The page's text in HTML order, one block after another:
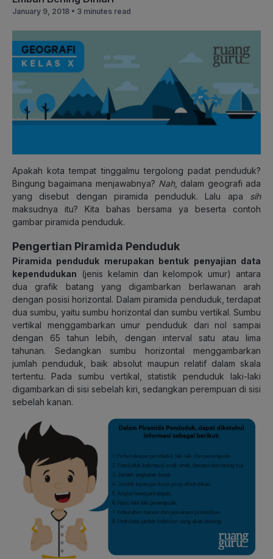
January 9, 2018 • 3 minutes read
Apakah kota tempat tinggalmu tergolong padat penduduk?
Bingung bagaimana menjawabnya? Nah, dalam geografi ada
yang disebut dengan piramida penduduk. Lalu apa sih
maksudnya itu? Kita bahas bersama ya beserta contoh
gambar piramida penduduk.
Pengertian Piramida Penduduk
Piramida penduduk merupakan bentuk penyajian data
kependudukan (jenis kelamin dan kelompok umur) antara
dua grafik batang yang digambarkan berlawanan arah
dengan posisi horizontal. Dalam piramida penduduk, terdapat
dua sumbu, yaitu sumbu horizontal dan sumbu vertikal. Sumbu
vertikal menggambarkan umur penduduk dari nol sampai
dengan 65 tahun lebih, dengan interval satu atau lima
tahunan. Sedangkan sumbu horizontal menggambarkan
jumlah penduduk,
baik absolut maupun relatif dalam skala
tertentu. Pada sumbu vertikal, statistik penduduk laki-laki
digambarkan di sisi sebelah kiri, sedangkan perempuan di sisi
sebelah kanan.